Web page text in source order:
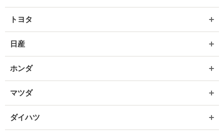
トヨタ
日産
ホンダ
マツダ
ダイハツ